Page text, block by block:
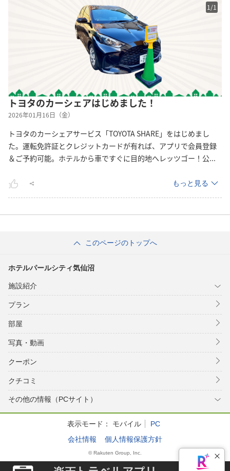
1 /1
トヨタのカーシェアはじめました！
2026年01月16日（金）
トヨタのカーシェアサービス「TOYOTA SHARE」をはじめまし
た。運転免許証とクレジットカードが有れば、アプリで会員登録
＆ご予約可能。ホテルから車ですぐに目的地へレッツゴー！ 公...
もっと見る
このページのトップへ
ホテルパールシティ気仙沼
施設紹介
プラン
部屋
写真・動画
クーポン
クチコミ
その他の情報（PCサイト）
表示モード： モバイル
PC
会社情報
個人情報保護方針
© Rakuten Group, Inc.